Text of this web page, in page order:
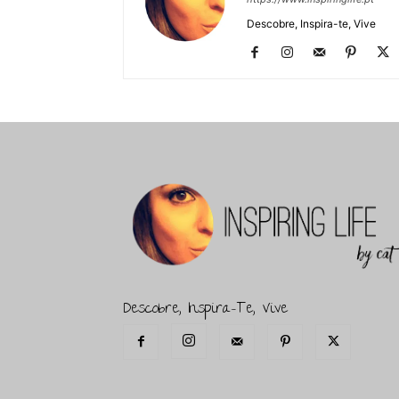
Descobre, Inspira-te, Vive
Descobre, Inspira-Te, Vive